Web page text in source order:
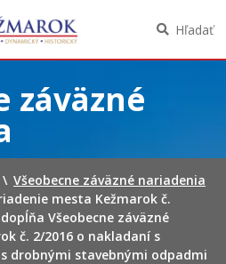
Hľadať
záväzné
\ Všeobecne záväzné nariadenia
mesta Kežmarok č.
Všeobecne záväzné
č. 2/2016 o nakladaní s
drobnými stavebnými odpadmi